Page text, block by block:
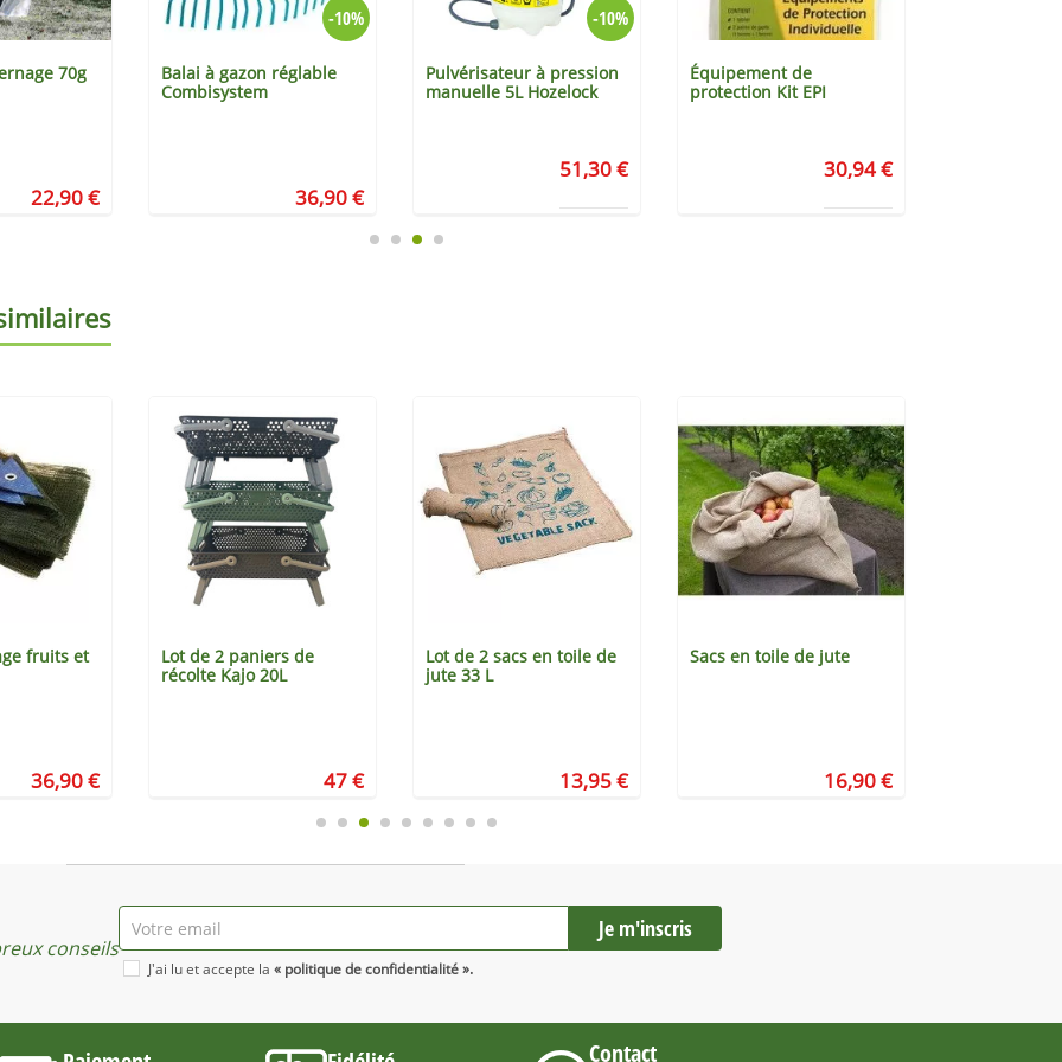
70g
22,90 €
-10%
Balai à gazon réglable
Combisystem
36,90 €
-10%
Pulvérisateur à pression
manuelle 5L Hozelock
51,30 €
Équipement de
protection Kit EPI
30,94 €
fruits et
36,90 €
Lot de 2 paniers de
récolte Kajo 20L
47 €
Lot de 2 sacs en toile de
jute 33 L
13,95 €
Sacs en toile de jute
16,90 €
conseils
J'ai lu et accepte la « politique de confidentialité ».
Contact